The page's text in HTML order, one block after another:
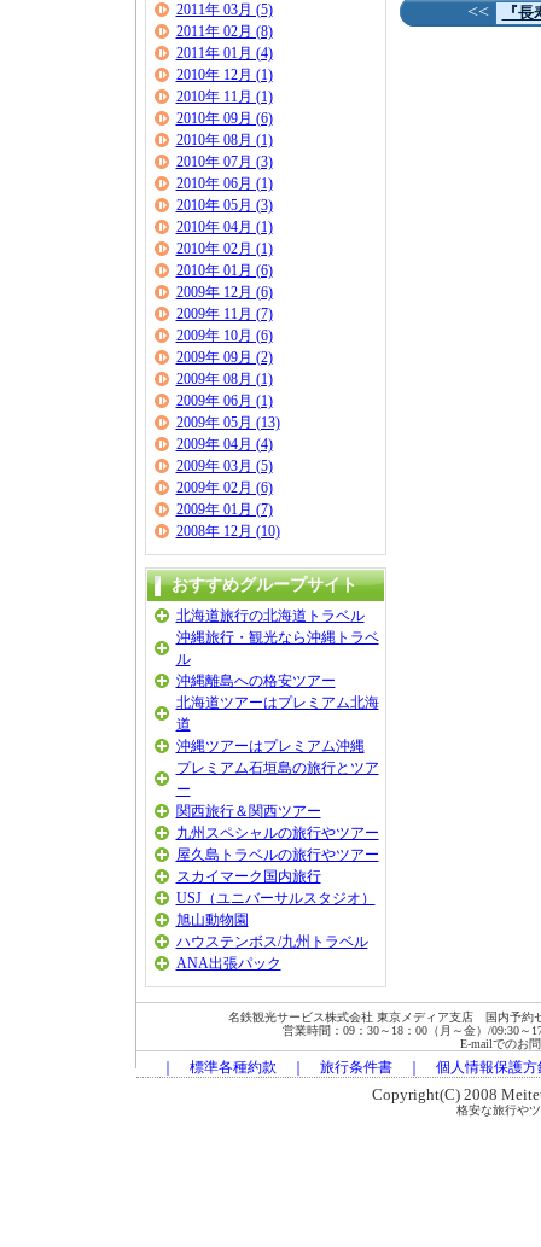
2011年 03月 (5)
2011年 02月 (8)
2011年 01月 (4)
2010年 12月 (1)
2010年 11月 (1)
2010年 09月 (6)
2010年 08月 (1)
2010年 07月 (3)
2010年 06月 (1)
2010年 05月 (3)
2010年 04月 (1)
2010年 02月 (1)
2010年 01月 (6)
2009年 12月 (6)
2009年 11月 (7)
2009年 10月 (6)
2009年 09月 (2)
2009年 08月 (1)
2009年 06月 (1)
2009年 05月 (13)
2009年 04月 (4)
2009年 03月 (5)
2009年 02月 (6)
2009年 01月 (7)
2008年 12月 (10)
おすすめグループサイト
北海道旅行の北海道トラベル
沖縄旅行・観光なら沖縄トラベ
ル
沖縄離島への格安ツアー
北海道ツアーはプレミアム北海
道
沖縄ツアーはプレミアム沖縄
プレミアム石垣島の旅行とツア
ー
関西旅行＆関西ツアー
九州スペシャルの旅行やツアー
屋久島トラベルの旅行やツアー
スカイマーク国内旅行
USJ（ユニバーサルスタジオ）
旭山動物園
ハウステンボス/九州トラベル
ANA出張パック
<< 『
名鉄観光サービス株式会社 東京メディア支店 国内予約
営業時間：09：30～18：00（月～金）/09:30～
E-mailでのお
標準各種約款 旅行条件書｜ 個人情報保護方
Copyright(C) 2008
格安な旅行や